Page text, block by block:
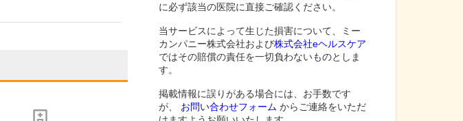
に必ず該当の医院に直接ご確認ください。
当サービスによって生じた損害について、ミー
カンパニー株式会社および株式会社eヘルスケア
ではその賠償の責任を一切負わないものとしま
す。
掲載情報に誤りがある場合には、お手数です
が、
お問い合わせフォーム からご連絡をいただ